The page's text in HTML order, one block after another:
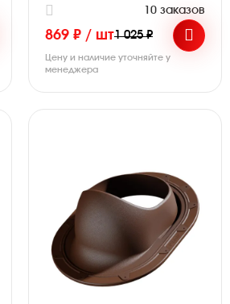
10 заказов
869 ₽ / шт1 025 ₽
Цену и наличие уточняйте у
менеджера